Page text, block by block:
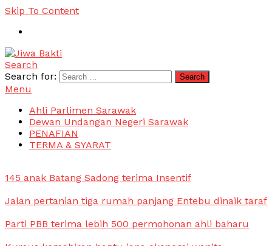
Skip To Content
Jiwa Bakti
Suara PBB Sarawak
Search
Search for:
Menu
Ahli Parlimen Sarawak
Dewan Undangan Negeri Sarawak
PENAFIAN
TERMA & SYARAT
145 anak Batang Sadong terima Insentif
Jalan pertanian tiga rumah panjang Entebu dinaik taraf
Parti PBB terima lebih 500 permohonan ahli baharu